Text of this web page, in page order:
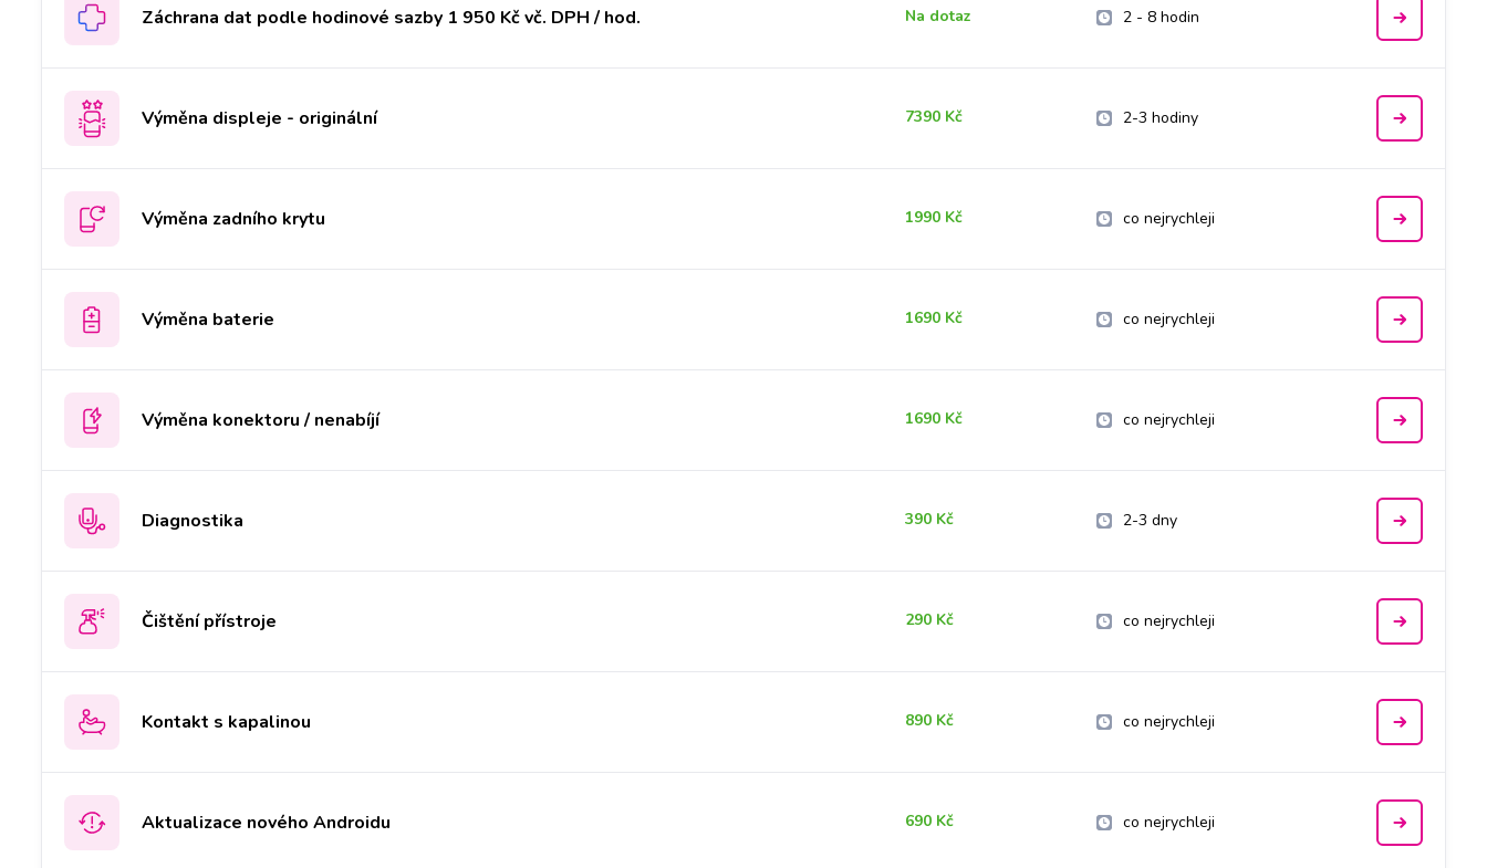
Záchrana dat podle hodinové sazby 1 950 Kč vč. DPH / hod. Na dotaz 2 - 8 hodin
Výměna displeje - originální 7390 Kč 2-3 hodiny
Výměna zadního krytu 1990 Kč co nejrychleji
Výměna baterie 1690 Kč co nejrychleji
Výměna konektoru / nenabíjí 1690 Kč co nejrychleji
Diagnostika 390 Kč 2-3 dny
Čištění přístroje 290 Kč co nejrychleji
Kontakt s kapalinou 890 Kč co nejrychleji
Aktualizace nového Androidu 690 Kč co nejrychleji